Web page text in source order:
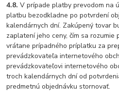
4.8. V prípade platby prevodom na
platbu bezodkladne po potvrdení
kalendárnych dní. Zakúpený tovar
zaplatení jeho ceny, čím sa
vrátane prípadného príplatku za
prevádzkovateľa internetového
prevádzkovateľovi internetového
troch kalendárnych dní od
predmetnú objednávku stornovať.